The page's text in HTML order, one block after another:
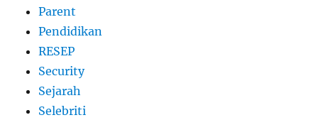
Parent
Pendidikan
RESEP
Security
Sejarah
Selebriti